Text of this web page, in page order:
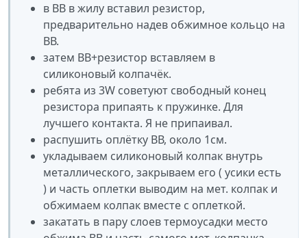
в ВВ в жилу вставил резистор,
предварительно надев обжимное кольцо на
ВВ.
затем ВВ+резистор вставляем в
силиконовый колпачёк.
ребята из 3W советуют свободный конец
резистора припаять к пружинке. Для
лучшего контакта. Я не припаивал.
распушить оплётку ВВ, около 1см.
укладываем силиконовый колпак внутрь
металлического, закрываем его ( усики есть
) и часть оплетки выводим на мет. колпак и
обжимаем колпак вместе с оплеткой.
закатать в пару слоев термоусадки место